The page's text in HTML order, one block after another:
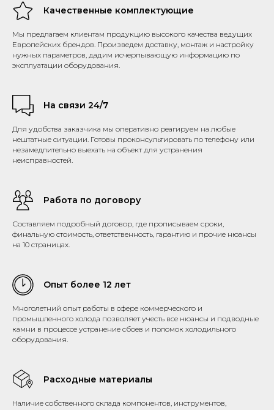
Качественные комплектующие
Мы предлагаем клиентам продукцию высокого качества ведущих
Европейских брендов. Произведем доставку, монтаж и настройку
нужных параметров, дадим исчерпывающую информацию по
эксплуатации оборудования.
На связи 24/7
Для удобства заказчика мы оперативно реагируем на любые
нештатные ситуации. Готовы проконсультировать по телефону или
незамедлительно выехать на объект для устранения
неисправностей.
Работа по договору
Составляем подробный договор, где прописываем сроки,
финальную стоимость, ответственность, гарантию и прочие нюансы
на 10 страницах.
Опыт более 12 лет
Многолетний опыт работы в сфере коммерческого и
промышленного холода позволяет учесть все нюансы и подводные
камни в процессе устранение сбоев и поломок холодильного
оборудования.
Расходные материалы
Наличие собственного склада компонентов, инструментов,